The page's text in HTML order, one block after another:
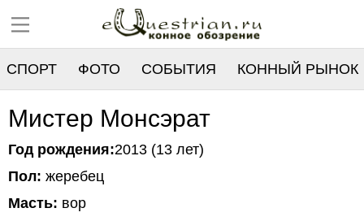
СПОРТ ФОТО СОБЫТИЯ КОННЫЙ РЫНОК
РЕЕСТР
Мистер Монсэрат
Год рождения:2013 (13 лет)
Пол: жеребец
Масть: вор